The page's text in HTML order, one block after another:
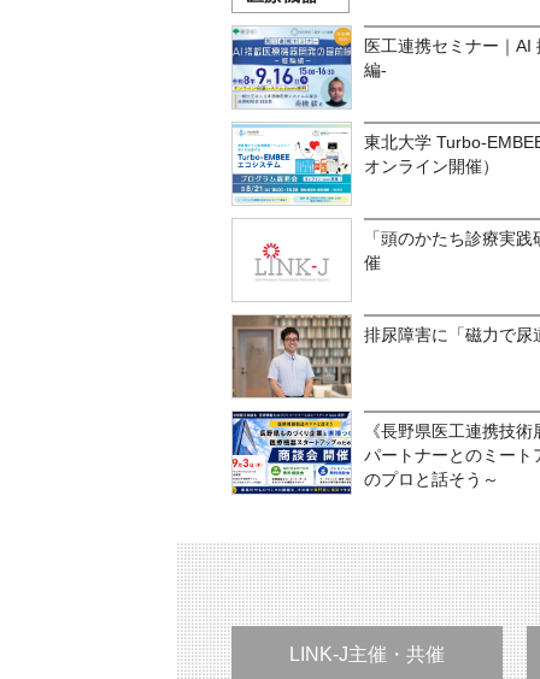
医工連携セミナー｜
編-
東北大学 Turbo-
オンライン開催）
「頭のかたち診療実
催
排尿障害に「磁力で尿
《長野県医工連携技
パートナーとのミー
のプロと話そう～
LINK-J主催・共催